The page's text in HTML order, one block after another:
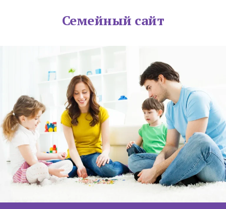
Семейный сайт